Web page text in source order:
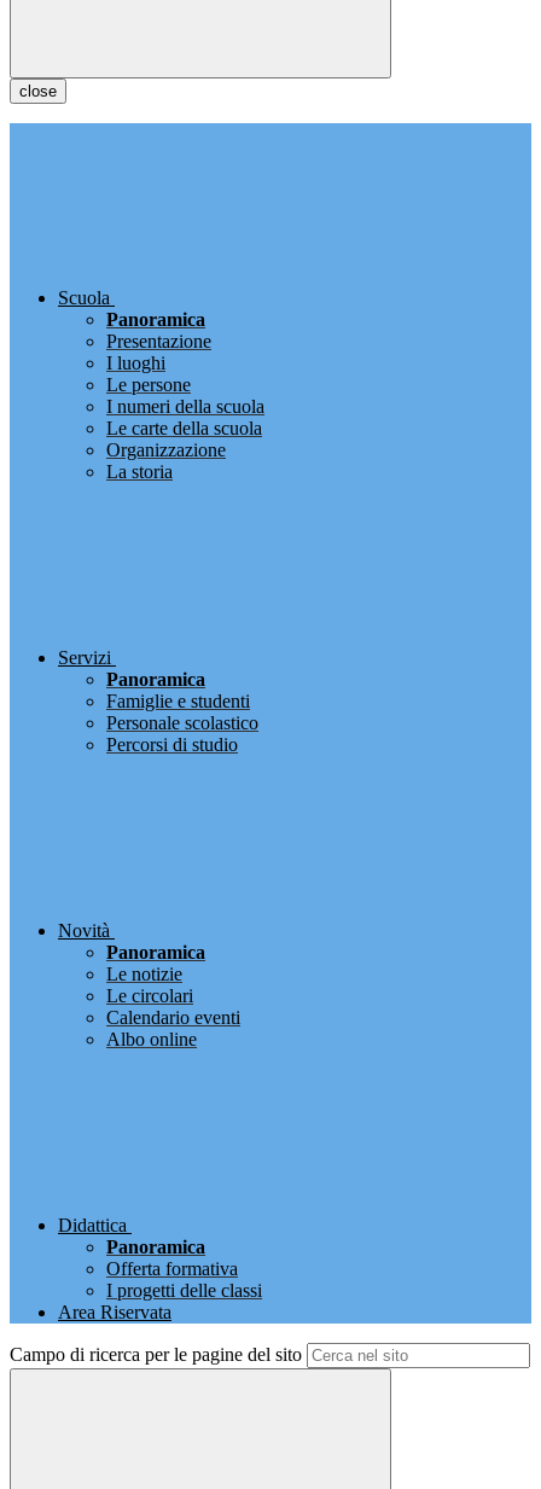
close
Scuola
Panoramica
Presentazione
I luoghi
Le persone
I numeri della scuola
Le carte della scuola
Organizzazione
La storia
Servizi
Panoramica
Famiglie e studenti
Personale scolastico
Percorsi di studio
Novità
Panoramica
Le notizie
Le circolari
Calendario eventi
Albo online
Didattica
Panoramica
Offerta formativa
I progetti delle classi
Area Riservata
Campo di ricerca per le pagine del sito